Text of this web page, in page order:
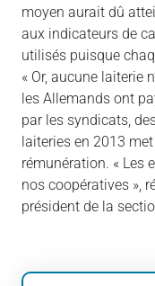
moyen aurait dû
aux indicateurs de
utilisés puisque
« Or, aucune laiterie
les Allemands ont
par les syndicats,
laiteries en 2013
rémunération. « Les
nos coopératives »,
président de la